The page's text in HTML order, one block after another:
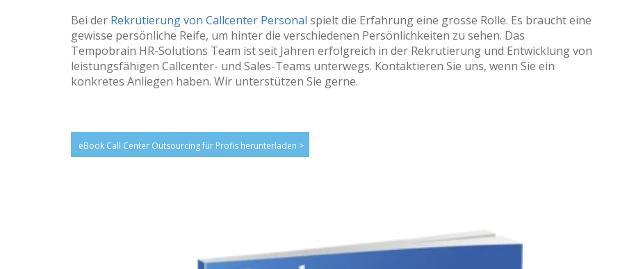
Bei der Rekrutierung von Callcenter Personal spielt die Erfahrung eine grosse Rolle. Es braucht eine
gewisse persönliche Reife, um hinter die verschiedenen Persönlichkeiten zu sehen. Das
Tempobrain HR-Solutions Team ist seit Jahren erfolgreich in der Rekrutierung und Entwicklung von
leistungsfähigen Callcenter- und Sales-Teams unterwegs. Kontaktieren Sie uns, wenn Sie ein
konkretes Anliegen haben. Wir unterstützen Sie gerne.
eBook Call Center Outsourcing für Profis herunterladen >